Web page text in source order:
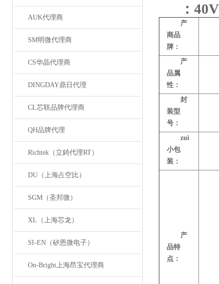
AUK代理商
SM明微代理商
CS华晶代理商
DINGDAY鼎日代理
CL芯联品牌代理商
QH品牌代理
Richtek（立錡代理RT）
DU（上海占空比）
SGM（圣邦微）
XL（上海芯龙）
SI-EN（矽恩微电子）
On-Bright上海昂宝代理商
：
产
商品
牌：
产
品属
性：
封
装型
号：
zui
小包
装：
产
品特
点：